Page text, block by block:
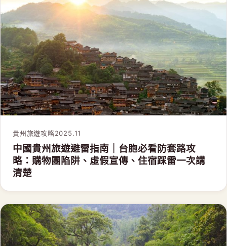
貴州旅遊攻略2025.11
中國貴州旅遊避雷指南｜台胞必看防套路攻
略：購物團陷阱、虛假宣傳、住宿踩雷一次講
清楚